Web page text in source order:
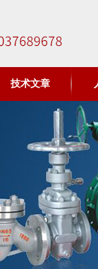
技术文章